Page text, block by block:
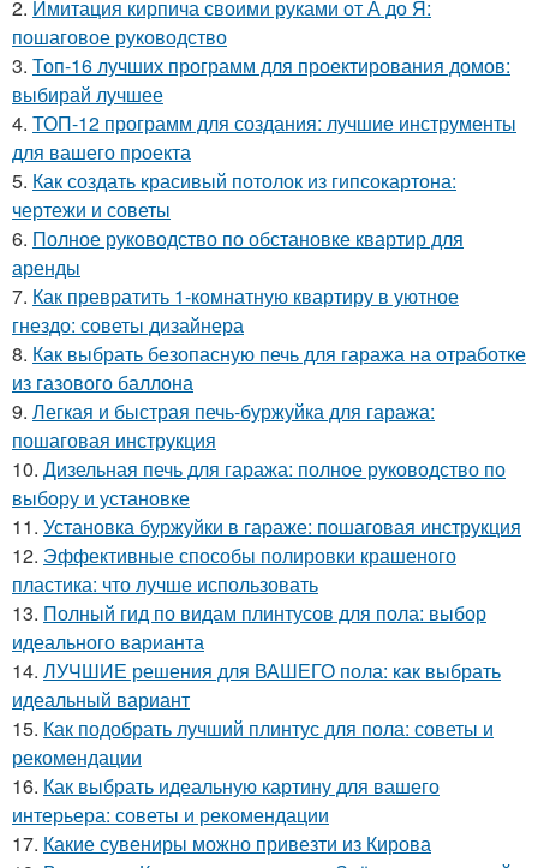
2. Имитация кирпича своими руками от А до Я:
пошаговое руководство
3. Топ-16 лучших программ для проектирования домов:
выбирай лучшее
4. ТОП-12 программ для создания: лучшие инструменты
для вашего проекта
5. Как создать красивый потолок из гипсокартона:
чертежи и советы
6. Полное руководство по обстановке квартир для
аренды
7. Как превратить 1-комнатную квартиру в уютное
гнездо: советы дизайнера
8. Как выбрать безопасную печь для гаража на отработке
из газового баллона
9. Легкая и быстрая печь-буржуйка для гаража:
пошаговая инструкция
10. Дизельная печь для гаража: полное руководство по
выбору и установке
11. Установка буржуйки в гараже: пошаговая инструкция
12. Эффективные способы полировки крашеного
пластика: что лучше использовать
13. Полный гид по видам плинтусов для пола: выбор
идеального варианта
14. ЛУЧШИЕ решения для ВАШЕГО пола: как выбрать
идеальный вариант
15. Как подобрать лучший плинтус для пола: советы и
рекомендации
16. Как выбрать идеальную картину для вашего
интерьера: советы и рекомендации
17. Какие сувениры можно привезти из Кирова